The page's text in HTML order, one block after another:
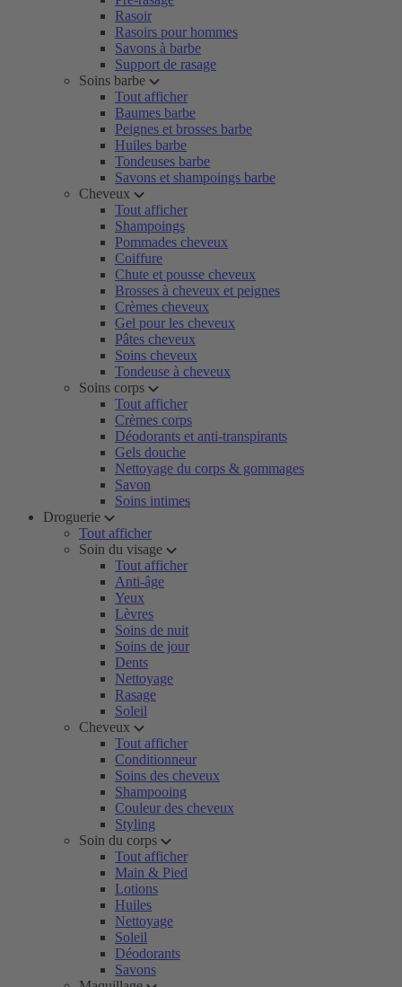
Rasoir
Rasoirs pour hommes
Savons à barbe
Support de rasage
Soins barbe
Tout afficher
Baumes barbe
Peignes et brosses barbe
Huiles barbe
Tondeuses barbe
Savons et shampoings barbe
Cheveux
Tout afficher
Shampoings
Pommades cheveux
Coiffure
Chute et pousse cheveux
Brosses à cheveux et peignes
Crèmes cheveux
Gel pour les cheveux
Pâtes cheveux
Soins cheveux
Tondeuse à cheveux
Soins corps
Tout afficher
Crèmes corps
Déodorants et anti-transpirants
Gels douche
Nettoyage du corps & gommages
Savon
Soins intimes
Droguerie
Tout afficher
Soin du visage
Tout afficher
Anti-âge
Yeux
Lèvres
Soins de nuit
Soins de jour
Dents
Nettoyage
Rasage
Soleil
Cheveux
Tout afficher
Conditionneur
Soins des cheveux
Shampooing
Couleur des cheveux
Styling
Soin du corps
Tout afficher
Main & Pied
Lotions
Huiles
Nettoyage
Soleil
Déodorants
Savons